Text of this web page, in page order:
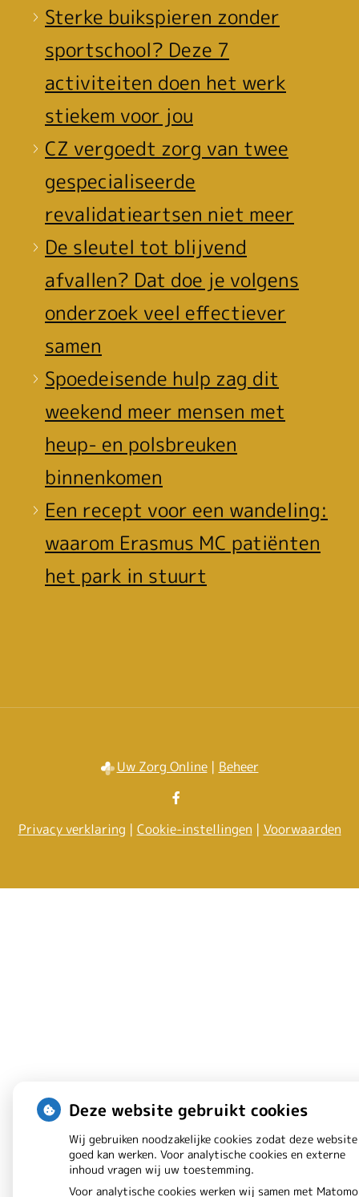
Sterke buikspieren zonder
sportschool? Deze 7
activiteiten doen het werk
stiekem voor jou
CZ vergoedt zorg van twee
gespecialiseerde
revalidatieartsen niet meer
De sleutel tot blijvend
afvallen? Dat doe je volgens
onderzoek veel effectiever
samen
Spoedeisende hulp zag dit
weekend meer mensen met
heup- en polsbreuken
binnenkomen
Een recept voor een wandeling:
waarom Erasmus MC patiënten
het park in stuurt
Uw Zorg Online| Beheer
facebook
Privacy verklaring | Cookie-instellingen | Voorwaarden
Deze website gebruikt cookies
Wij gebruiken noodzakelijke cookies zodat deze website
goed kan werken. Voor analytische cookies en externe
inhoud vragen wij uw toestemming.
Voor analytische cookies werken wij samen met